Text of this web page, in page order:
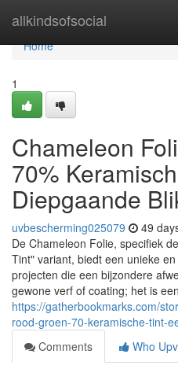
allkindsofsocial
Home
Home
1
Chameleon
70%
Diepgaande
uvbescherming025079 49
De Chameleon Folie, specifiek
Tint" variant, biedt een unieke
projecten die een bijzondere
gewone verf of coating; het is een
https://gatherbookmarks.com/
rood-groen-70-keramische-tint-
Comments
Who